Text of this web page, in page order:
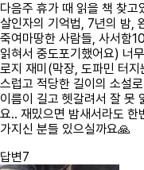
다음주 휴가 때 읽을 책 찾
살인자의 기억법, 7년의 밤,
죽여마땅한 사람들, 사서함
읽혀서 중도포기했어요) 너
로지 재미(막장, 도파민 터
스럽고 적당한 길이의 소설
이름이 길고 헷갈려서 잘 못
요.. 재밌으면 밤새서라도 한
가지신 분들 있으실까요🙏
답변7